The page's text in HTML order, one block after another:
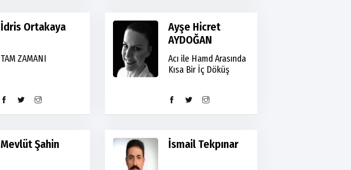
İdris Ortakaya
TAM ZAMANI
Ayşe Hicret
AYDOĞAN
Acı ile Hamd Arasında
Kısa Bir İç Döküş
Mevlüt Şahin İsmail Tekpınar